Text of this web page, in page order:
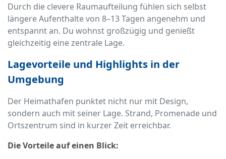
Durch die clevere Raumaufteilung fühlen sich selbst
längere Aufenthalte von 8–13 Tagen angenehm und
entspannt an. Du wohnst großzügig und genießt
gleichzeitig eine zentrale Lage.
Lagevorteile und Highlights in der
Umgebung
Der Heimathafen punktet nicht nur mit Design,
sondern auch mit seiner Lage. Strand, Promenade und
Ortszentrum sind in kurzer Zeit erreichbar.
Die Vorteile auf einen Blick: